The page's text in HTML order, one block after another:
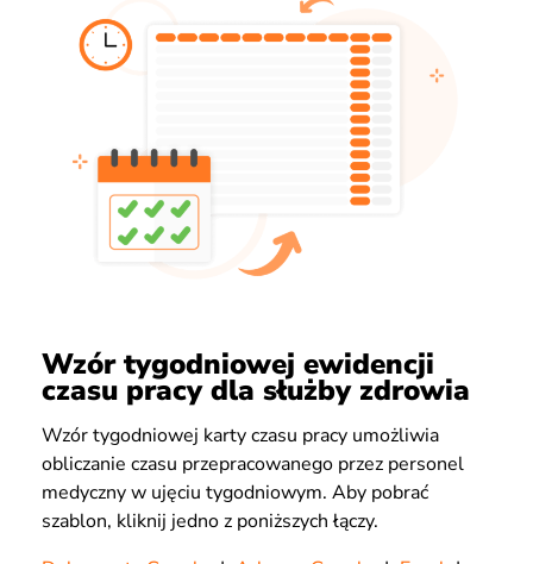
Wzór tygodniowej ewidencji
czasu pracy dla służby zdrowia
Wzór tygodniowej karty czasu pracy umożliwia
obliczanie czasu przepracowanego przez personel
medyczny w ujęciu tygodniowym. Aby pobrać
szablon, kliknij jedno z poniższych łączy.